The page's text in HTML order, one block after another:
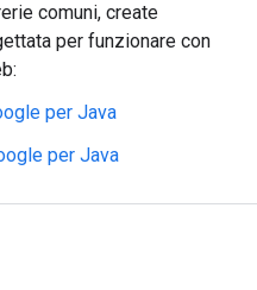
comuni, create
per funzionare con
per Java
per Java